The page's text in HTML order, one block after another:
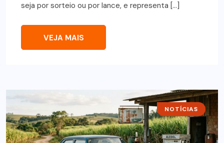
seja por sorteio ou por lance, e representa […]
VEJA MAIS
NOTÍCIAS